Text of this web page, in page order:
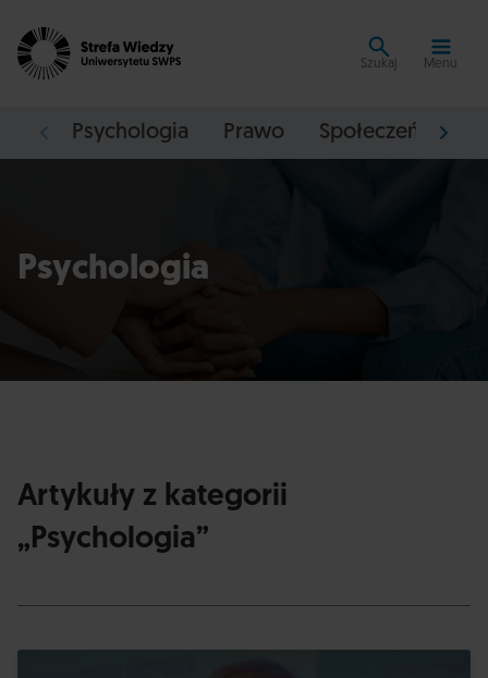
Szukaj Menu
Psychologia Prawo Społeczeństwo
Psychologia
Artykuły z kategorii
„Psychologia”